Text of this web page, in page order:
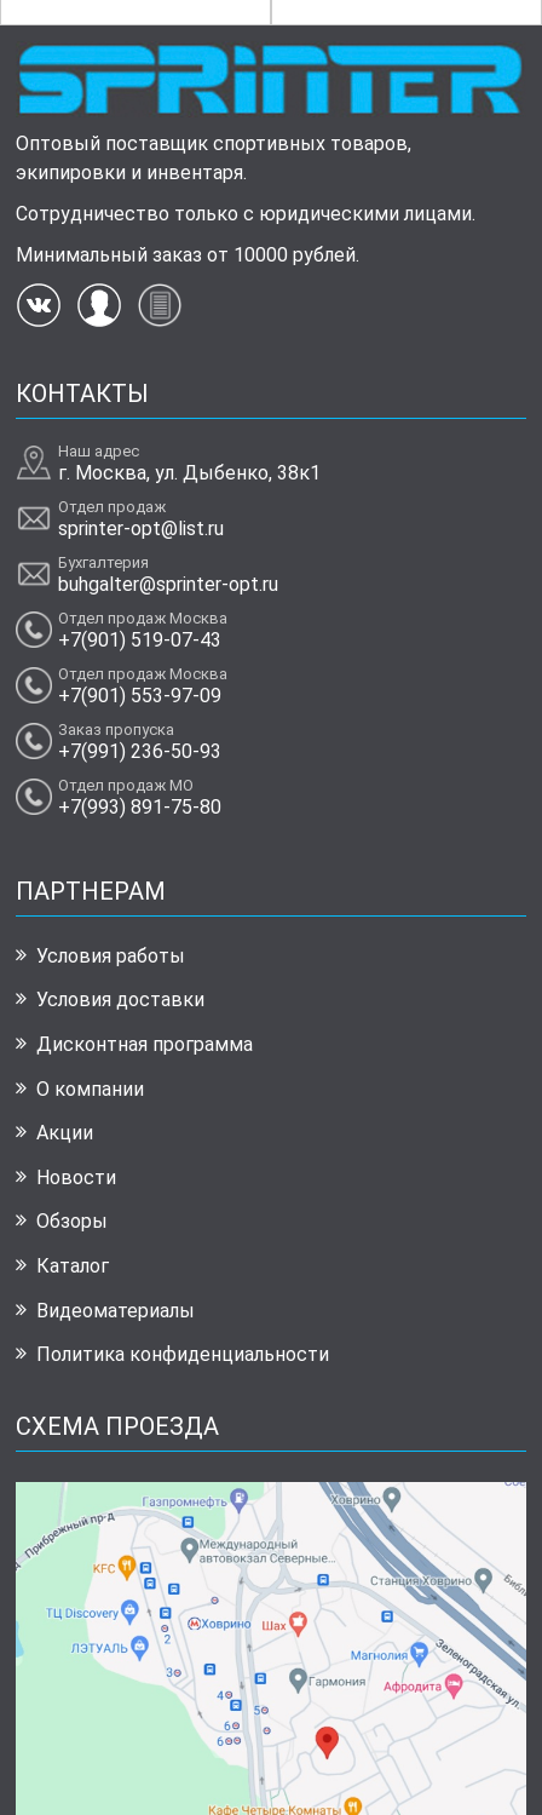
Оптовый поставщик спортивных товаров,
экипировки и инвентаря.
Сотрудничество только с юридическими лицами.
Минимальный заказ от 10000 рублей.
КОНТАКТЫ
Наш адрес
г. Москва, ул. Дыбенко, 38к1
Отдел продаж
sprinter-opt@list.ru
Бухгалтерия
buhgalter@sprinter-opt.ru
Отдел продаж Москва
+7(901) 519-07-43
Отдел продаж Москва
+7(901) 553-97-09
Заказ пропуска
+7(991) 236-50-93
Отдел продаж МО
+7(993) 891-75-80
ПАРТНЕРАМ
Условия работы
Условия доставки
Дисконтная программа
О компании
Акции
Новости
Обзоры
Каталог
Видеоматериалы
Политика конфиденциальности
СХЕМА ПРОЕЗДА